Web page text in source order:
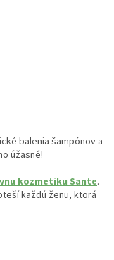
balenia šampónov a
úžasné!
kozmetiku Sante.
každú ženu, ktorá